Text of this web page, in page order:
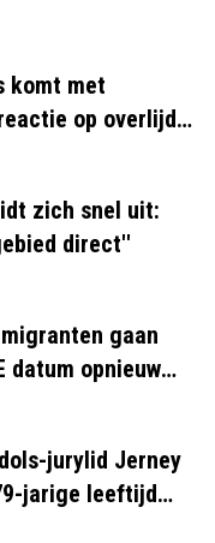
komt met
op overlijden
zich snel uit:
direct''
gaan
datum opnieuw
jurylid Jerney
jarige leeftijd